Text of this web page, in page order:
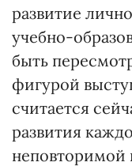
развитие
учебно-
быть
фигурой
считается
развития
неповторимой